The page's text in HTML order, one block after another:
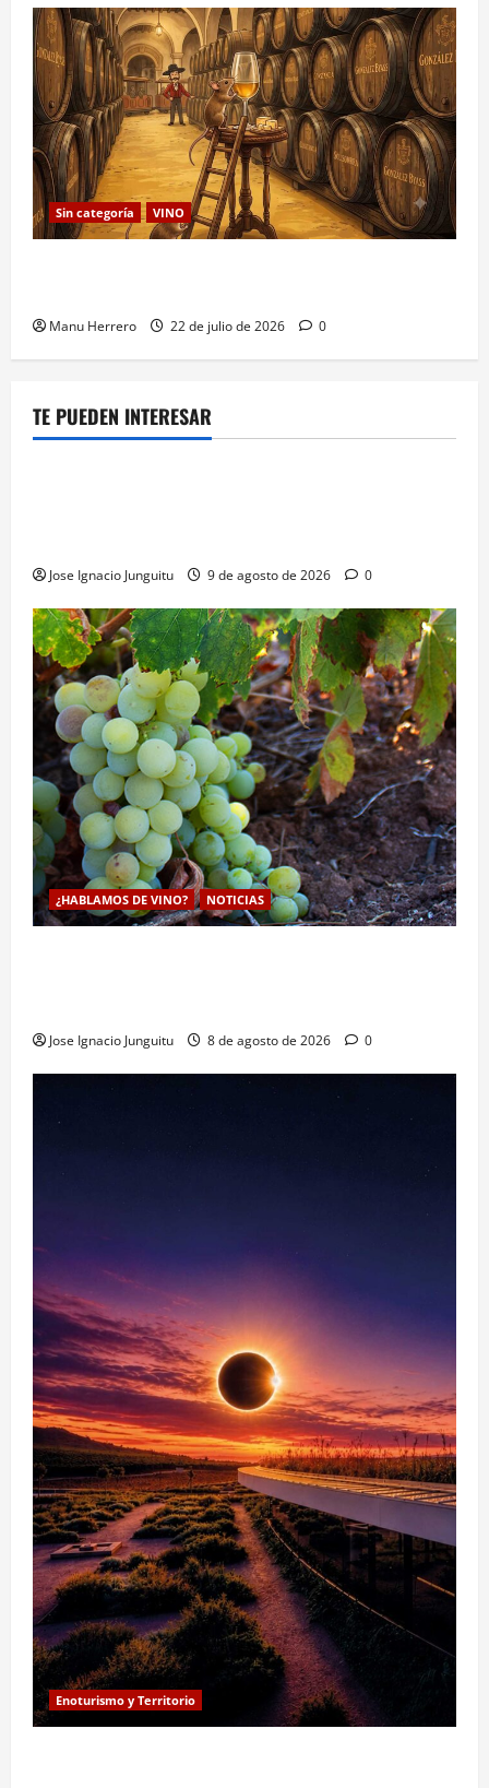
Sin categoría VINO
Manu Herrero 22 de julio de 2026 0
TE PUEDEN INTERESAR
¿HABLAMOS DE VINO? NOTICIAS
Jose Ignacio Junguitu 9 de agosto de 2026 0
¿HABLAMOS DE VINO? NOTICIAS
Jose Ignacio Junguitu 8 de agosto de 2026 0
Enoturismo y Territorio